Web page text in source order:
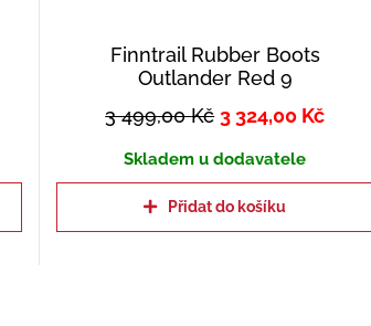
Finntrail Rubber Boots
Outlander Red 9
3 499,00Kč 3 324,00 Kč
Skladem u dodavatele
Přidat do košíku